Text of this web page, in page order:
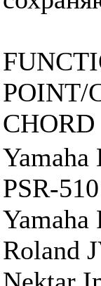
POINT/
Yamaha
PSR-510
Yamaha
Roland